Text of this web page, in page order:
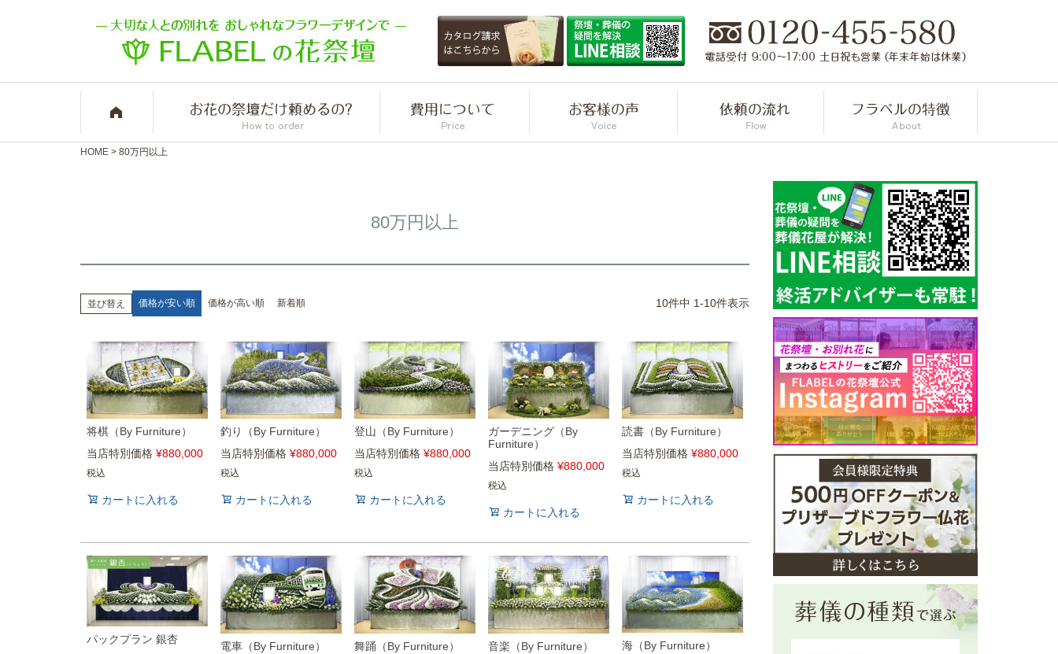
HOME 80万円以上
80万円以上
並び替え 価格が安い順 価格が高い順 新着順 10件中 1-10件表示
将棋（By Furniture）
当店特別価格 ¥880,000
税込
カートに入れる
釣り（By Furniture）
当店特別価格 ¥880,000
税込
カートに入れる
登山（By Furniture）
当店特別価格 ¥880,000
税込
カートに入れる
ガーデニング（By
Furniture）
当店特別価格 ¥880,000
税込
カートに入れる
読書（By Furniture）
当店特別価格 ¥880,000
税込
カートに入れる
パックプラン 銀杏
電車（By Furniture）
舞踊（By Furniture）
音楽（By Furniture）
海（By Furniture）